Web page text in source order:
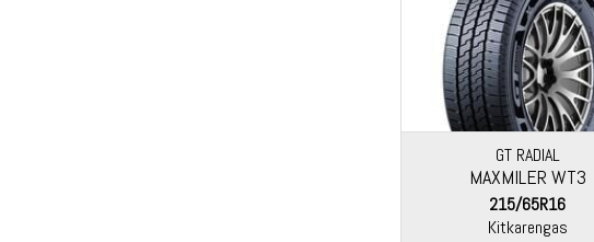
GT RADIAL
MAXMILER WT3
215/65R16
Kitkarengas